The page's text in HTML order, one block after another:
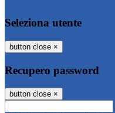
Seleziona utente
button close ×
Recupero password
button close ×